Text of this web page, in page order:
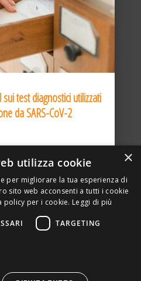
test diagnostici utilizzati
da SARS-CoV-2
– MILANO – P. IVA
WEB AGENCY –
×
utilizza cookie
per migliorare la tua esperienza di
sito web acconsenti a tutti i cookie
policy per i cookie. Leggi di più
TARGETING